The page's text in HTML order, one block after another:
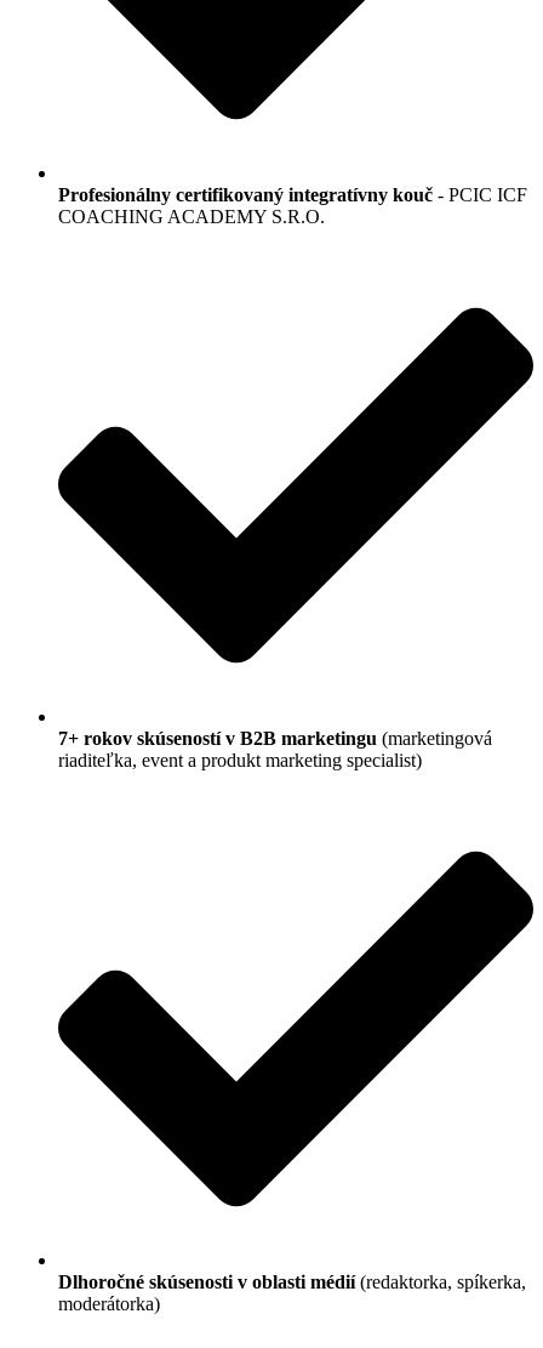
Profesionálny certifikovaný integratívny kouč - PCIC ICF
COACHING ACADEMY S.R.O.
7+ rokov skúseností v B2B marketingu (marketingová
riaditeľka, event a produkt marketing specialist)
Dlhoročné skúsenosti v oblasti médií(redaktorka, spíkerka,
moderátorka)